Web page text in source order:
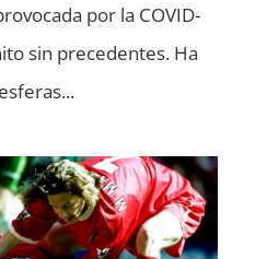
por la COVID-
sin precedentes. Ha